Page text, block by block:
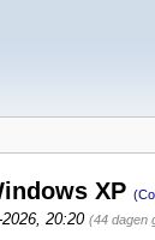
XP
2026, 20:20 (44 dagen